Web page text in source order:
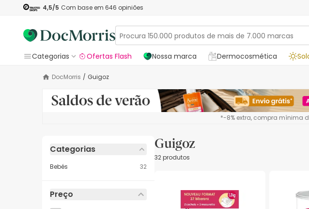
4,5/5 Com base em 646 opiniões
Categorias
Ofertas Flash Nossa marca Dermocosmética
DocMorris / Guigoz
*-8% extra, compra mínima
Categorias
Bebés 32
Preço
Guigoz
32 produtos